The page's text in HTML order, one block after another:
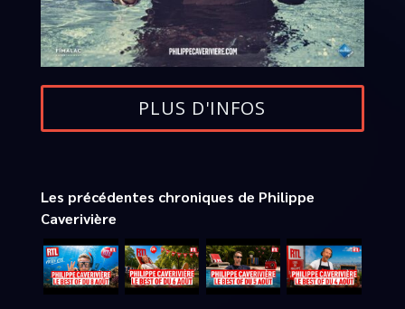
PLUS D'INFOS
Les précédentes chroniques de Philippe
Caverivière